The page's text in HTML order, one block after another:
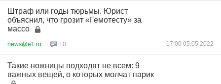
Штраф или годы тюрьмы. Юрист
объяснил, что грозит «Гемотесту» за
массо
news@e1.ru 10 17:00 05.05.2022
Такие ножницы подходят не всем: 9
важных вещей, о которых молчат парик